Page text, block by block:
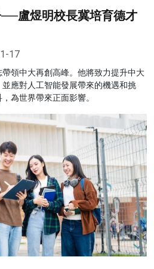
盧煜明校長冀培育德才
17
領中大再創高峰。他將致力提升中大
應對人工智能發展帶來的機遇和挑
為世界帶來正面影響。